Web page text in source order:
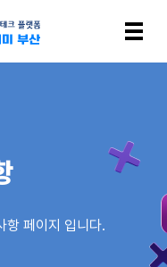
페이지 입니다.